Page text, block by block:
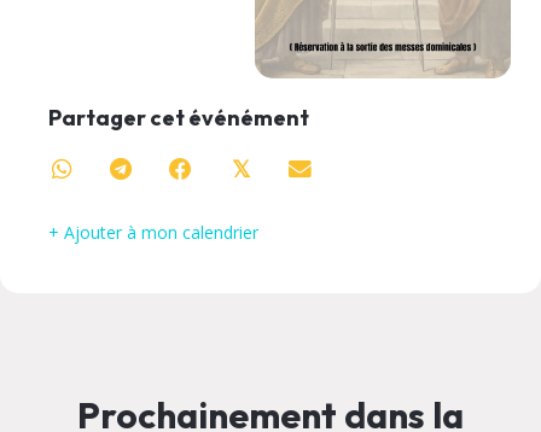
Partager cet événément
𝕏
+ Ajouter à mon calendrier
Prochainement dans la